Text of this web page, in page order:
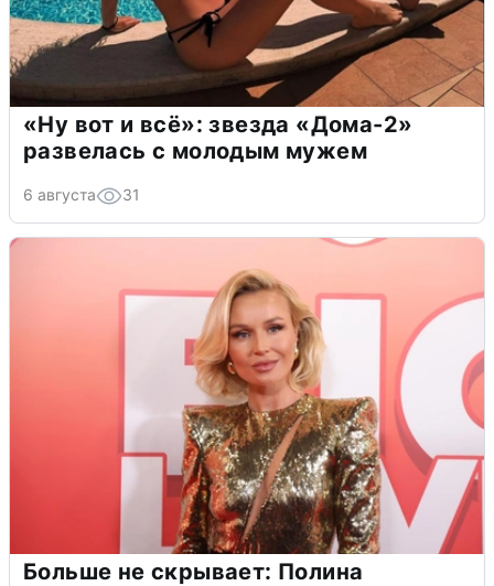
«Ну вот и всё»: звезда «Дома-2»
развелась с молодым мужем
6 августа 31
Больше не скрывает: Полина